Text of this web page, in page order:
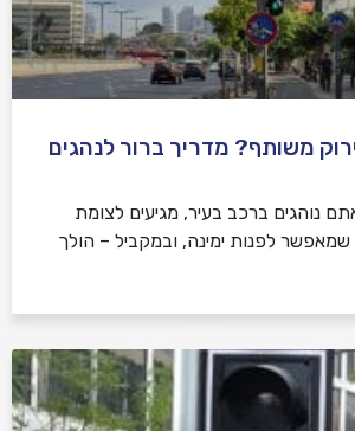
משותף? מדריך ברור לנהגים
נוהגים ברכב בעיר, מגיעים לצומת
שמאפשר לפנות ימינה, ובמקביל – הולך